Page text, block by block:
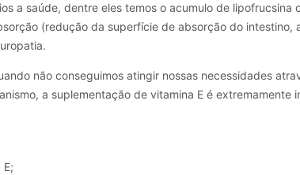
a saúde, dentre eles temos o acumulo de
(redução da superfície de absorção do
não conseguimos atingir nossas necessidades
a suplementação de vitamina E é